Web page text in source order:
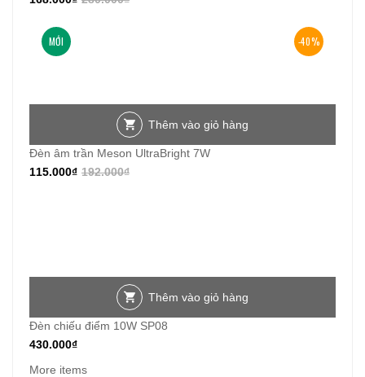
-40%
MỚI
Thêm vào giỏ hàng
Đèn âm trần Meson UltraBright 7W
192.000₫
115.000₫
Thêm vào giỏ hàng
Đèn chiếu điểm 10W SP08
430.000₫
More items